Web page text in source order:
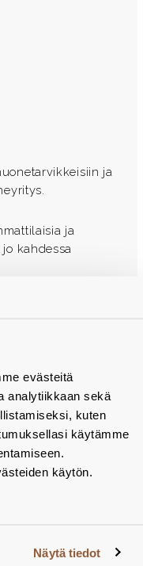
evästeitä
analytiikkaan sekä
kuten
käytämme
käytön.
Näytä tiedot
ja
ja
kahdessa